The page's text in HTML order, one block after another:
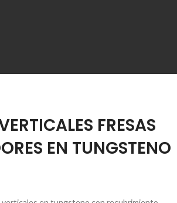
FRESAS
EN TUNGSTENO